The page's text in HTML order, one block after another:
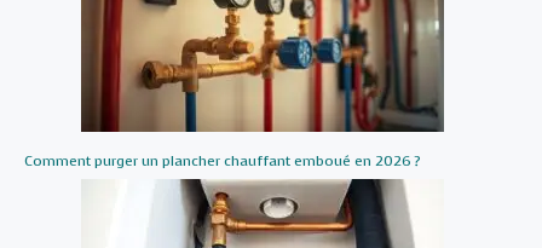
Comment purger un plancher chauffant emboué en 2026 ?